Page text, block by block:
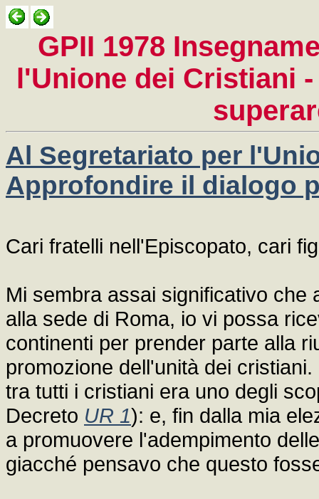
GPII 1978
l'Unione dei Cristiani
Al Segretariato per
Approfondire il dialogo
Cari fratelli nell'Episcopato, cari
Mi sembra assai significativo che
alla sede di Roma, io vi possa
continenti per prender parte alla
promozione dell'unità dei
tra tutti i cristiani era uno degli
Decreto UR 1): e, fin dalla mia
a promuovere l'adempimento
giacché pensavo che questo